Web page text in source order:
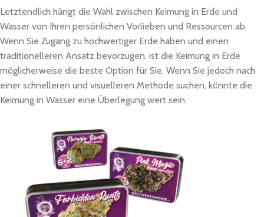
Letztendlich hängt die Wahl zwischen Keimung in Erde und
Wasser von Ihren persönlichen Vorlieben und Ressourcen ab.
Wenn Sie Zugang zu hochwertiger Erde haben und einen
traditionelleren Ansatz bevorzugen, ist die Keimung in Erde
möglicherweise die beste Option für Sie. Wenn Sie jedoch nach
einer schnelleren und visuelleren Methode suchen, könnte die
Keimung in Wasser eine Überlegung wert sein.